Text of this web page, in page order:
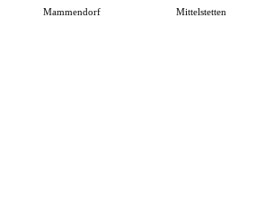
Mammendorf Mittelstetten